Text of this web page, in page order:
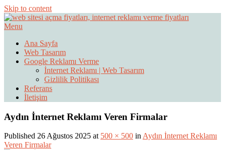
Skip to content
Web Sitesi Açma, İnternet Sitesi
Fiyatları
Menu
Ana Sayfa
Web Tasarım
Google Reklamı Verme
İnternet Reklamı | Web Tasarım
Gizlilik Politikası
Referans
İletişim
Aydın İnternet Reklamı Veren Firmalar
Published 26 Ağustos 2025 at 500 × 500 inAydın İnternet Reklamı
Veren Firmalar